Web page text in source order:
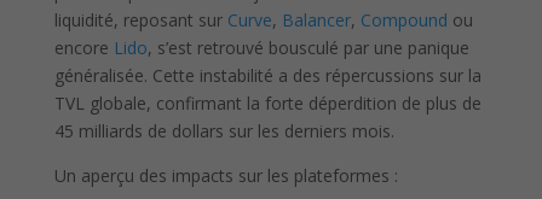
liquidité, reposant sur Curve, Balancer, Compound ou
encore Lido, s’est retrouvé bousculé par une panique
généralisée. Cette instabilité a des répercussions sur la
TVL globale, confirmant la forte déperdition de plus de
45 milliards de dollars sur les derniers mois.
Un aperçu des impacts sur les plateformes :